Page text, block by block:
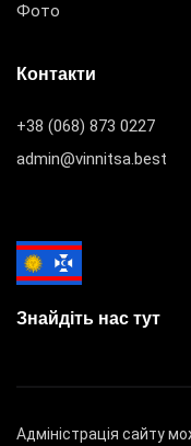
Фото
Контакти
+38 (068) 873 0227
admin@vinnitsa.best
Знайдіть нас тут
Адміністрація сайту